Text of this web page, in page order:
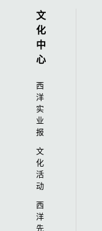
文
化
中
心
西
洋
实
业
报
文
化
活
动
西
洋
先